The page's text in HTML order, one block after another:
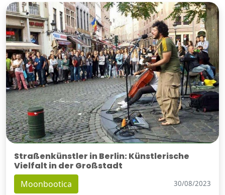
Straßenkünstler in Berlin: Künstlerische
Vielfalt in der Großstadt
Moonbootica 30/08/2023